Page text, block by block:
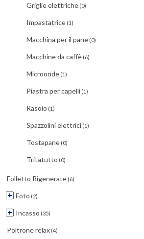
Griglie elettriche(0)
Impastatrice(1)
Macchina per il pane(0)
Macchine da caffè(6)
Microonde(1)
Piastra per capelli(1)
Rasoio (1)
Spazzolini elettrici(1)
Tostapane(0)
Tritatutto (0)
Folletto Rigenerate(6)
Foto (2)
Incasso (35)
Poltrone relax(4)